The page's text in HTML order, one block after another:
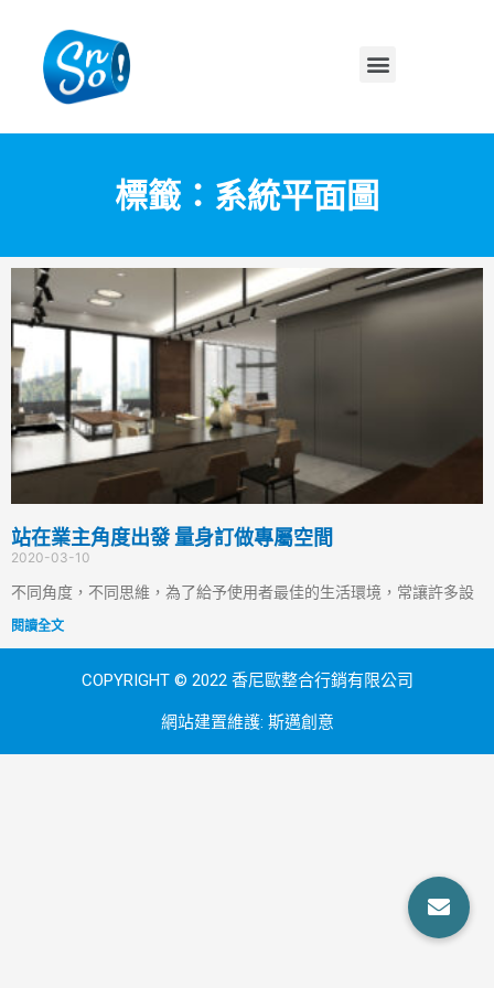
標籤：系統平面圖
站在業主角度出發 量身訂做專屬空間
2020-03-10
不同角度，不同思維，為了給予使用者最佳的生活環境，常讓許多設
閱讀全文
COPYRIGHT © 2022 香尼歐整合行銷有限公司
網站建置維護: 斯邁創意